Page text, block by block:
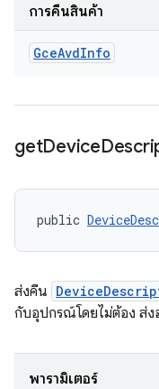
การคืนสินค้า
GceAvdInfo
getDevice
public
ส่งคืน
กับอุปกรณ์โดยไม่ต้อง ส่
พารามิเตอร์